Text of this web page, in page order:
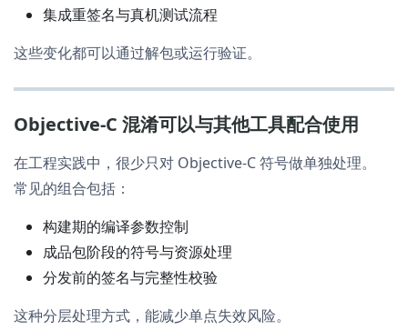
集成重签名与真机测试流程
这些变化都可以通过解包或运行验证。
Objective-C 混淆可以与其他工具配合使用
在工程实践中，很少只对 Objective-C 符号做单独处理。
常见的组合包括：
构建期的编译参数控制
成品包阶段的符号与资源处理
分发前的签名与完整性校验
这种分层处理方式，能减少单点失效风险。